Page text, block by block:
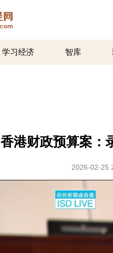
学习经济 智库
香港财政预算案：
2026-02-25